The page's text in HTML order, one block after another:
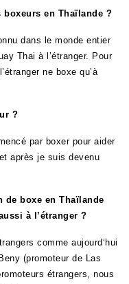
en Thaïlande ?
dans le monde entier
Thai à l’étranger. Pour
ne boxe qu’à
?
par boxer pour aider
après je suis devenu
de boxe en Thaïlande
à l’étranger ?
comme aujourd‘hui
(promoteur de Las
étrangers, nous